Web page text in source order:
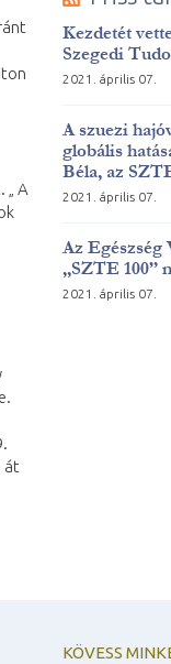
A
át
Kezdetét
Szegedi
2021. április 07.
A szuezi
globális
Béla, az
2021. április 07.
Az Egészség
„SZTE 100”
2021. április 07.
KÖVESS